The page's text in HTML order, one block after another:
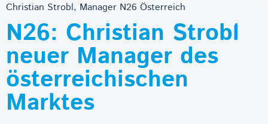
Christian Strobl, Manager N26 Österreich
N26: Christian Strobl
neuer Manager des
österreichischen
Marktes